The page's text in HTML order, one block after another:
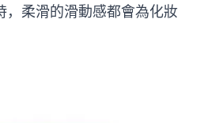
，柔滑的滑動感都會為化妝